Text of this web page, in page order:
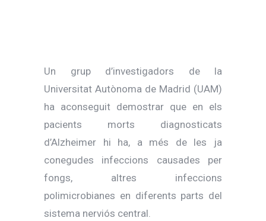
Un grup d’investigadors de la
Universitat Autònoma de Madrid (UAM)
ha aconseguit demostrar que en els
pacients morts diagnosticats
d’Alzheimer hi ha, a més de les ja
conegudes infeccions causades per
fongs, altres infeccions
polimicrobianes en diferents parts del
sistema nerviós central.